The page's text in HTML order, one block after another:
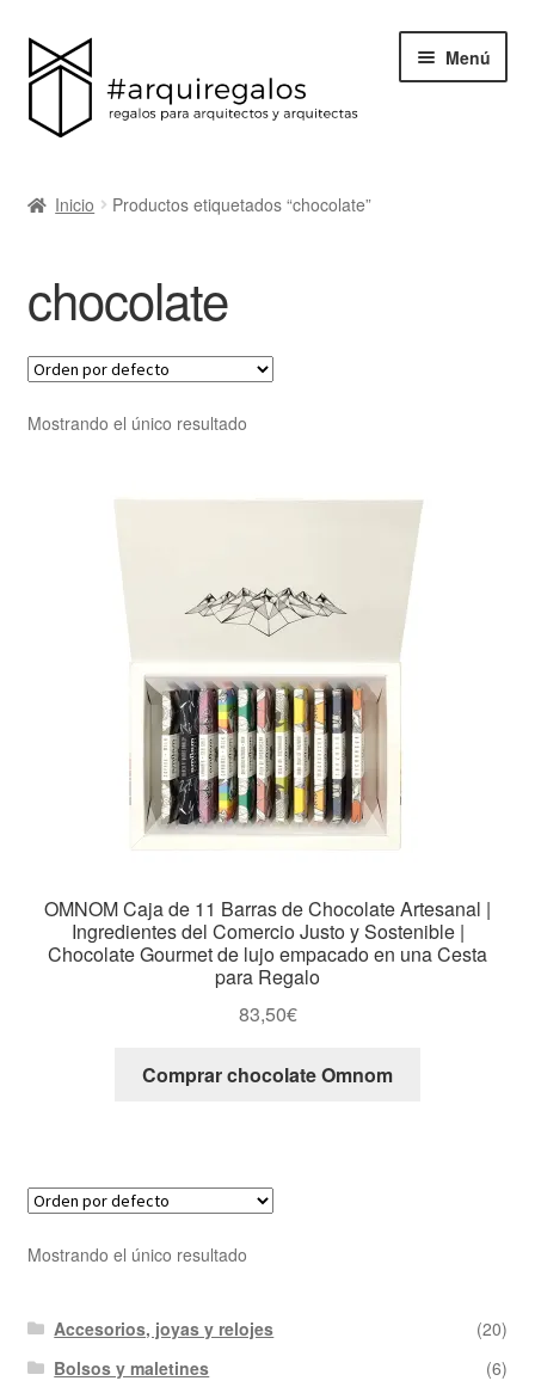
Menú
BLACK FRIDAY
Blog
Acerca de ArquiRegalos
Inicio Productos etiquetados “chocolate”
chocolate
Mostrando el único resultado
OMNOM Caja de 11 Barras de Chocolate Artesanal |
Ingredientes del Comercio Justo y Sostenible |
Chocolate Gourmet de lujo empacado en una Cesta
para Regalo
83,50€
Comprar chocolate Omnom
Mostrando el único resultado
Accesorios, joyas y relojes
(20)
Bolsos y maletines
(6)